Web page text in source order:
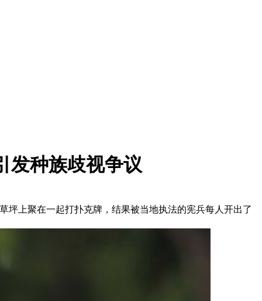
发种族歧视争议
坪上聚在一起打扑克牌，结果被当地执法的宪兵每人开出了